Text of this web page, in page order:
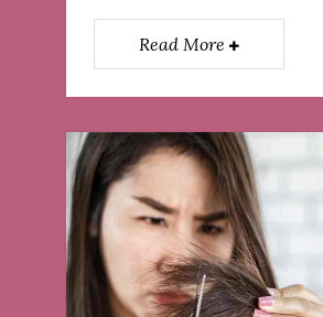
Read More